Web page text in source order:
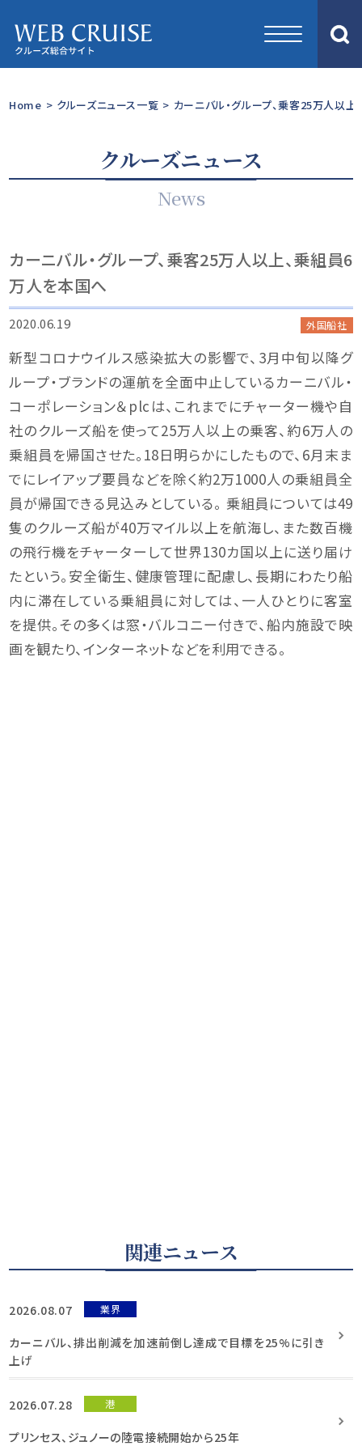
Home > クルーズニュース一覧 > カーニバル・グループ、乗客25万人以
クルーズニュース
News
カーニバル・グループ、乗客25万人以上、乗組員6
万人を本国へ
2020.06.19 外国船社
新型コロナウイルス感染拡大の影響で、3月中旬以降グ
ループ・ブランドの運航を全面中止しているカーニバル・
コーポレーション＆plcは、これまでにチャーター機や自
社のクルーズ船を使って25万人以上の乗客、約6万人の
乗組員を帰国させた。18日明らかにしたもので、6月末ま
でにレイアップ要員などを除く約2万1000人の乗組員全
員が帰国できる見込みとしている。 乗組員については49
隻のクルーズ船が40万マイル以上を航海し、また数百機
の飛行機をチャーターして世界130カ国以上に送り届け
たという。安全衛生、健康管理に配慮し、長期にわたり船
内に滞在している乗組員に対しては、一人ひとりに客室
を提供。その多くは窓・バルコニー付きで、船内施設で映
画を観たり、インターネットなどを利用できる。
関連ニュース
2026.08.07 業界
カーニバル、排出削減を加速前倒し達成で目標を25%に引き
上げ
2026.07.28 港
プリンセス、ジュノーの陸電接続開始から25年